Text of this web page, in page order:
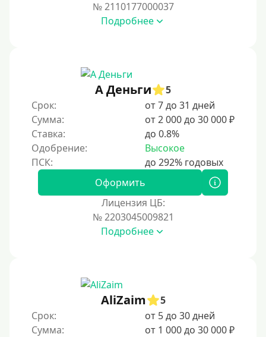
№ 2110177000037
Подробнее
А Деньги
5
Срок:
от 7 до 31 дней
Сумма:
от 2 000 до 30 000 ₽
Ставка:
до 0.8%
Одобрение:
Высокое
Оформить
Лицензия ЦБ:
№ 2203045009821
Подробнее
AliZaim
5
Срок:
от 5 до 30 дней
Сумма:
от 1 000 до 30 000 ₽